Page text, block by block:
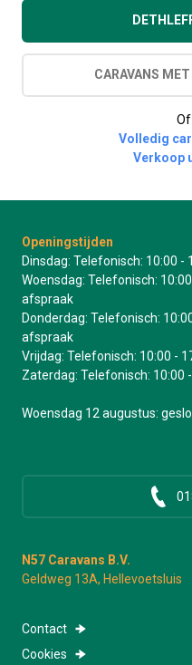
CARAVANS
Volledig
Verkoop
Openingstijden
Dinsdag: Telefonisch: 10:00
Woensdag: Telefonisch:
afspraak
Donderdag: Telefonisch:
afspraak
Vrijdag: Telefonisch: 10:00 -
Zaterdag: Telefonisch: 10:00
Woensdag 12 augustus:
N57 Caravans B.V.
Geldweg 13A, Hellevoetsluis
Contact
Cookies